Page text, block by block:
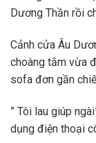
Dương Thần rồi
Cảnh cửa Âu
choàng tắm vừa
sofa đơn gần
” Tôi lau giúp
dụng điện thoại